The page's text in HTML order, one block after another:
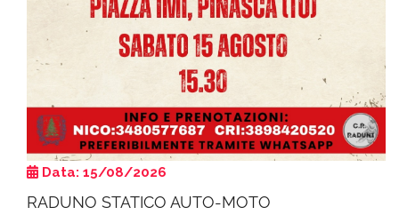
Data: 15/08/2026
RADUNO STATICO AUTO-MOTO